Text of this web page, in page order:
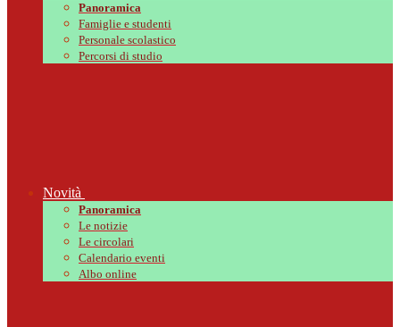
Panoramica
Famiglie e studenti
Personale scolastico
Percorsi di studio
Novità
Panoramica
Le notizie
Le circolari
Calendario eventi
Albo online